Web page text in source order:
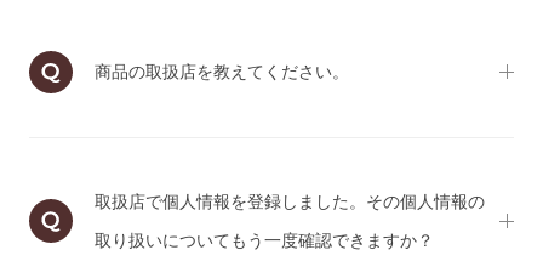
商品の取扱店を教えてください。
取扱店で個人情報を登録しました。その個人情報の
取り扱いについてもう一度確認できますか？